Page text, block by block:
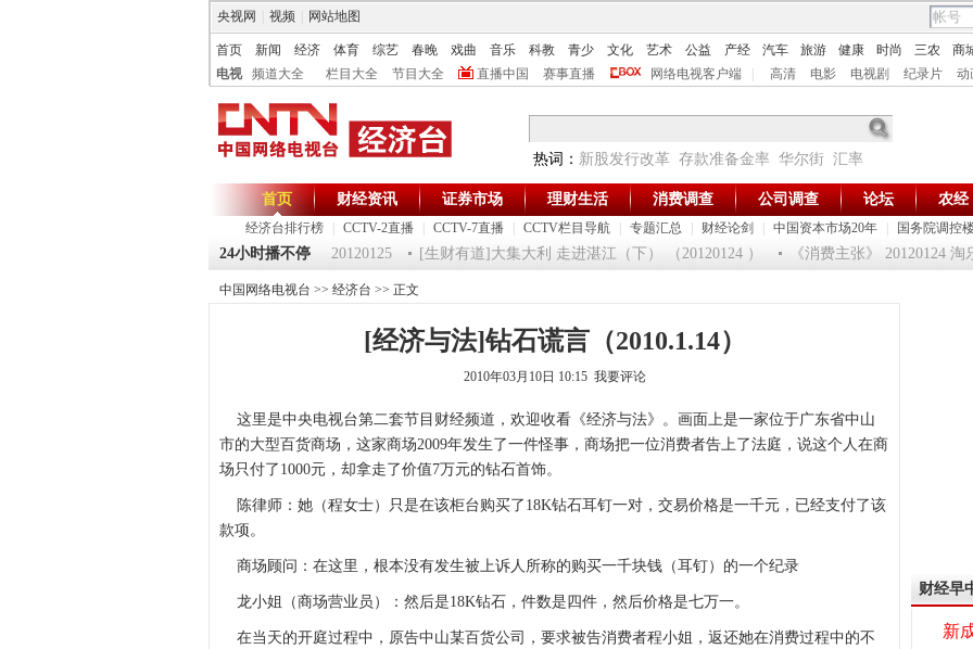
央视网 视频 网站地图
首页 新闻 经济 体育 综艺 春晚 戏曲 音乐 科教 青少 文化 艺术 公益 产经 汽车 旅游 健康 时尚 三农 商
电视
频道大全 栏目大全 节目大全 直播中国 赛事直播 网络电视客户端 高清 电影 电视剧 纪录片 动
热词： 新股发行改革 存款准备金率 华尔街 汇率
首页
经济台排行榜 CCTV-2直播 CCTV-7直播 CCTV栏目导航 专题汇总 财经论剑 中国资本市场20年 国务院调控
财经资讯 证券市场 理财生活 消费调查 公司调查 论坛 农经
24小时播不停
《第一时间》 20120125 [生财有道]大集大利 走进湛江（下） （20120124 ） 《消费主张》 20120124 淘
中国网络电视台 >> 经济台 >> 正文
[经济与法]钻石谎言（2010.1.14）
2010年03月10日 10:15 我要评论
这里是中央电视台第二套节目财经频道，欢迎收看《经济与法》。画面上是一家位于广东省中山
市的大型百货商场，这家商场2009年发生了一件怪事，商场把一位消费者告上了法庭，说这个人在商
场只付了1000元，却拿走了价值7万元的钻石首饰。
陈律师：她（程女士）只是在该柜台购买了18K钻石耳钉一对，交易价格是一千元，已经支付了该
款项。
商场顾问：在这里，根本没有发生被上诉人所称的购买一千块钱（耳钉）的一个纪录
龙小姐（商场营业员）：然后是18K钻石，件数是四件，然后价格是七万一。
在当天的开庭过程中，原告中山某百货公司，要求被告消费者程小姐，返还她在消费过程中的不
财经早
新